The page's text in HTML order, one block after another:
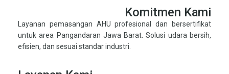
Komitmen Kami
Layanan pemasangan AHU profesional dan bersertifikat
untuk area Pangandaran Jawa Barat. Solusi udara bersih,
efisien, dan sesuai standar industri.